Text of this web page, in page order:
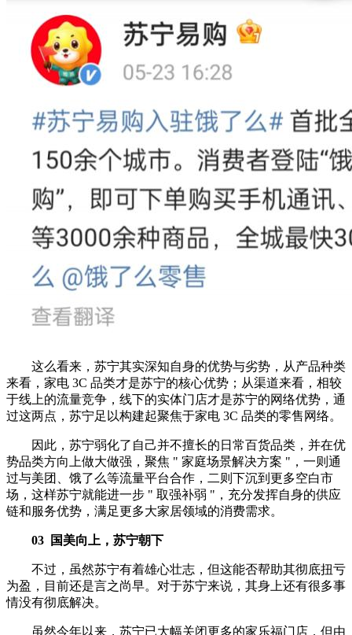
这么看来，苏宁其实深知自身的优势与劣势，从产品种类
来看，家电 3C 品类才是苏宁的核心优势；从渠道来看，相较
于线上的流量竞争，线下的实体门店才是苏宁的网络优势，通
过这两点，苏宁足以构建起聚焦于家电 3C 品类的零售网络。
因此，苏宁弱化了自己并不擅长的日常百货品类，并在优
势品类方向上做大做强，聚焦 " 家庭场景解决方案 "，一则通
过与美团、饿了么等流量平台合作，二则下沉到更多空白市
场，这样苏宁就能进一步 " 取强补弱 "，充分发挥自身的供应
链和服务优势，满足更多大家居领域的消费需求。
03 国美向上，苏宁朝下
不过，虽然苏宁有着雄心壮志，但这能否帮助其彻底扭亏
为盈，目前还是言之尚早。对于苏宁来说，其身上还有很多事
情没有彻底解决。
虽然今年以来，苏宁已大幅关闭更多的家乐福门店，但由